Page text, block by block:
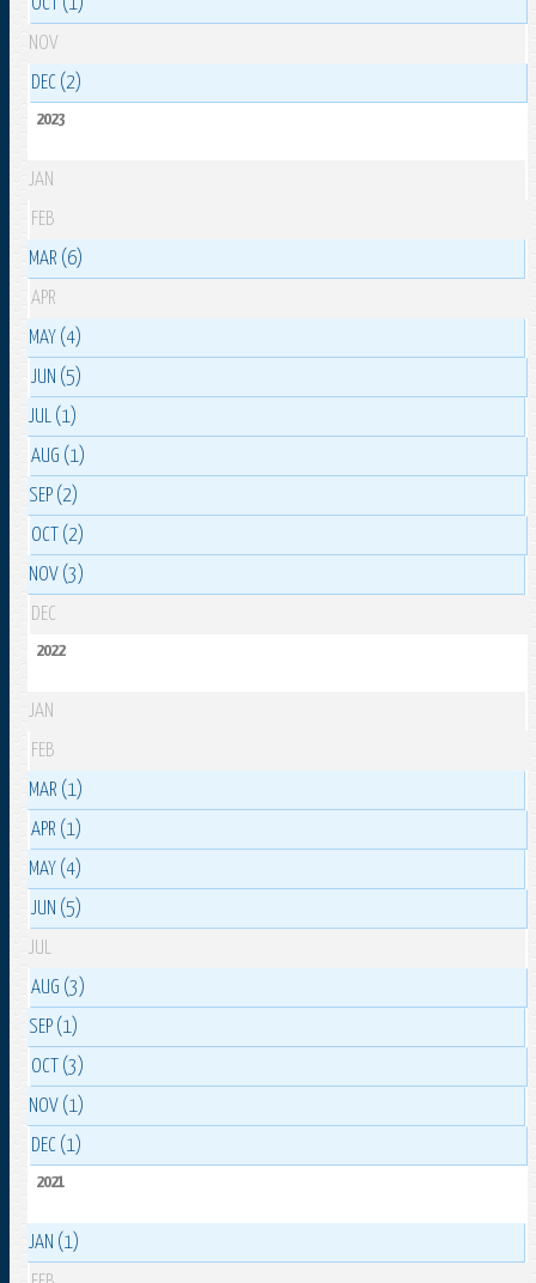
OCT (1)
NOV
DEC (2)
2023
JAN
FEB
MAR (6)
APR
MAY (4)
JUN (5)
JUL (1)
AUG (1)
SEP (2)
OCT (2)
NOV (3)
DEC
2022
JAN
FEB
MAR (1)
APR (1)
MAY (4)
JUN (5)
JUL
AUG (3)
SEP (1)
OCT (3)
NOV (1)
DEC (1)
2021
JAN (1)